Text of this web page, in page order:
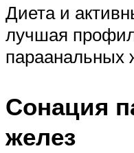
Диета и
лучшая
параанальных
Сонация
желез